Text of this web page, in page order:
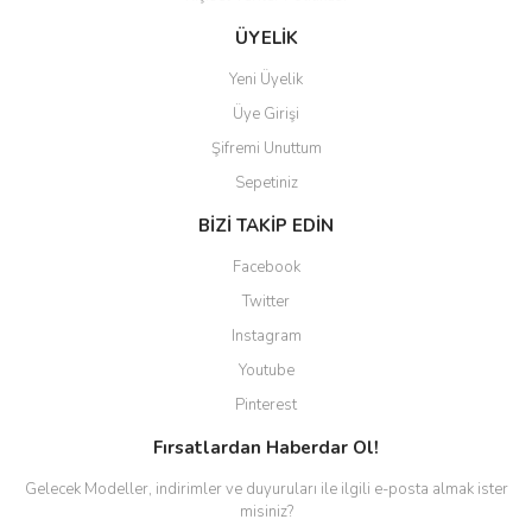
ÜYELİK
Yeni Üyelik
Üye Girişi
Şifremi Unuttum
Sepetiniz
BİZİ TAKİP EDİN
Facebook
Twitter
Instagram
Youtube
Pinterest
Fırsatlardan Haberdar Ol!
Gelecek Modeller, indirimler ve duyuruları ile ilgili e-posta almak ister
misiniz?